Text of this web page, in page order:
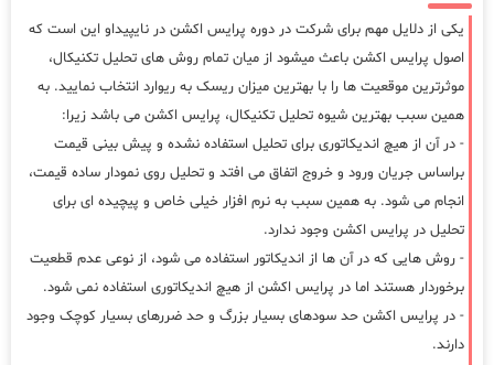
یکی از دلایل مهم برای شرکت در دوره پرایس اکشن در نایپیداو این است که
اصول پرایس اکشن باعث میشود از میان تمام روش های تحلیل تکنیکال،
موثرترین موقعیت ها را با بهترین میزان ریسک به ریوارد انتخاب نمایید. به
همین سبب بهترین شیوه تحلیل تکنیکال، پرایس اکشن می باشد زیرا:
- در آن از هیچ اندیکاتوری برای تحلیل استفاده نشده و پیش بینی قیمت
براساس جریان ورود و خروج اتفاق می افتد و تحلیل روی نمودار ساده قیمت،
انجام می شود. به همین سبب به نرم افزار خیلی خاص و پیچیده ای برای
تحلیل در پرایس اکشن وجود ندارد.
- روش هایی که در آن ها از اندیکاتور استفاده می شود، از نوعی عدم قطعیت
برخوردار هستند اما در پرایس اکشن از هیچ اندیکاتوری استفاده نمی شود.
- در پرایس اکشن حد سودهای بسیار بزرگ و حد ضررهای بسیار کوچک وجود
دارند.